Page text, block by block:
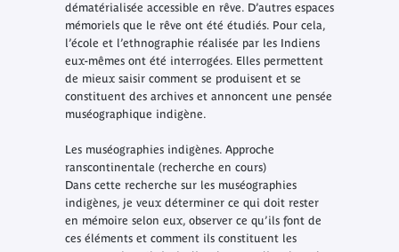
dématérialisée accessible en rêve. D’autres espaces
mémoriels que le rêve ont été étudiés. Pour cela,
l’école et l’ethnographie réalisée par les Indiens
eux-mêmes ont été interrogées. Elles permettent
de mieux saisir comment se produisent et se
constituent des archives et annoncent une pensée
muséographique indigène.
Les muséographies indigènes. Approche
ranscontinentale (recherche en cours)
Dans cette recherche sur les muséographies
indigènes, je veux déterminer ce qui doit rester
en mémoire selon eux, observer ce qu’ils font de
ces éléments et comment ils constituent les